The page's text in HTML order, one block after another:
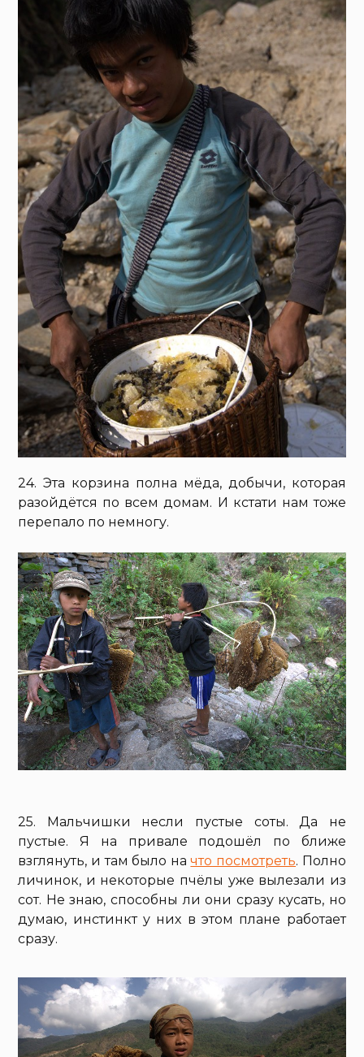
24. Эта корзина полна мёда, добычи, которая
разойдётся по всем домам. И кстати нам тоже
перепало по немногу.
25. Мальчишки несли пустые соты. Да не
пустые. Я на привале подошёл по ближе
взглянуть, и там было начто посмотреть. Полно
личинок, и некоторые пчёлы уже вылезали из
сот. Не знаю, способны ли они сразу кусать, но
думаю, инстинкт у них в этом плане работает
сразу.